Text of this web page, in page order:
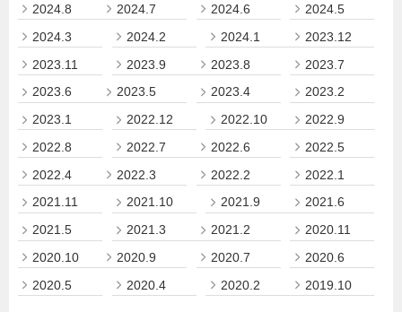
2024.8
2024.7 2024.6
2024.5
2024.3
2024.2 2024.1
2023.12
2023.11
2023.9 2023.8
2023.7
2023.6
2023.5 2023.4
2023.2
2023.1
2022.12 2022.10
2022.9
2022.8
2022.7 2022.6
2022.5
2022.4
2022.3 2022.2
2022.1
2021.11
2021.10 2021.9
2021.6
2021.5
2021.3 2021.2
2020.11
2020.10
2020.9 2020.7
2020.6
2020.5
2020.4 2020.2 2019.10